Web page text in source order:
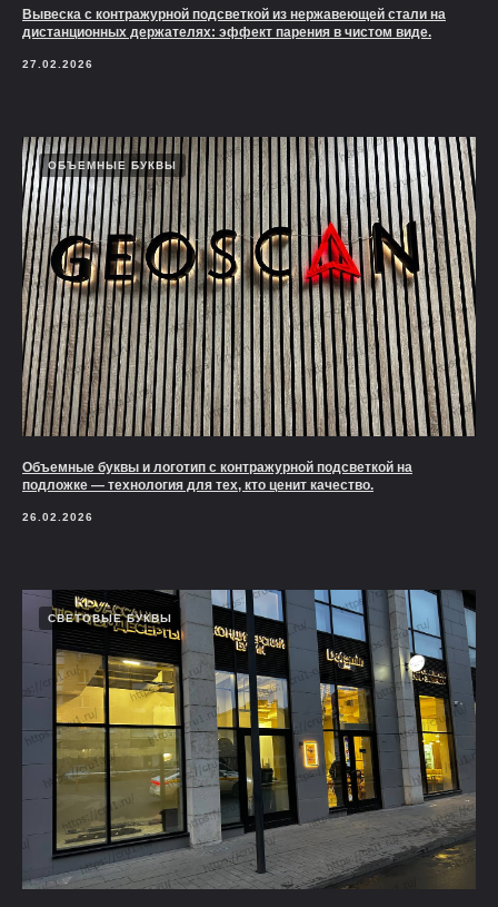
Вывеска с контражурной подсветкой из нержавеющей стали на
дистанционных держателях: эффект парения в чистом виде.
27.02.2026
ОБЪЕМНЫЕ БУКВЫ
Объемные буквы и логотип с контражурной подсветкой на
подложке — технология для тех, кто ценит качество.
26.02.2026
СВЕТОВЫЕ БУКВЫ